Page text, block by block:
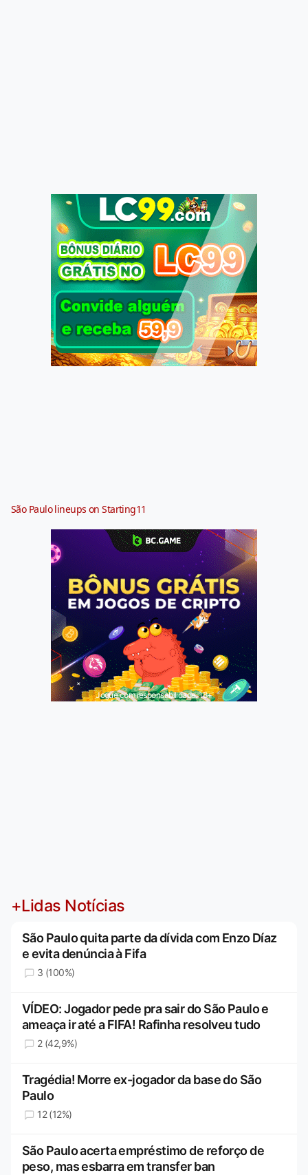
São Paulo lineups on Starting11
Jogue com responsabilidade. 18+
+Lidas Notícias
São Paulo quita parte da dívida com Enzo Díaz
e evita denúncia à Fifa
3 (100%)
VÍDEO: Jogador pede pra sair do São Paulo e
ameaça ir até a FIFA! Rafinha resolveu tudo
2 (42,9%)
Tragédia! Morre ex-jogador da base do São
Paulo
12 (12%)
São Paulo acerta empréstimo de reforço de
peso, mas esbarra em transfer ban